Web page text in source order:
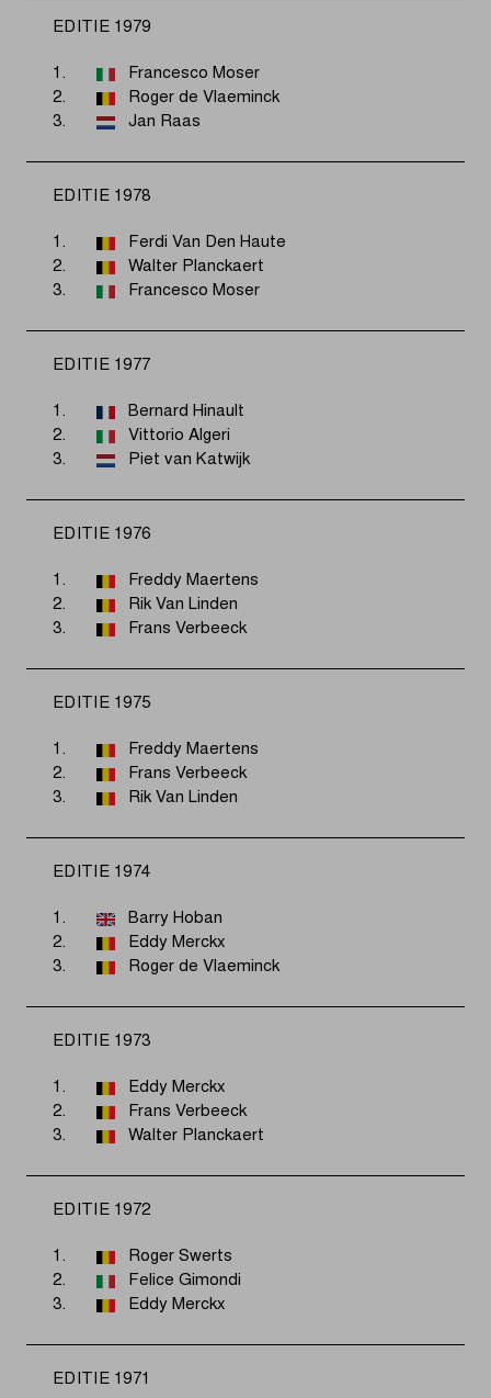
EDITIE 1979
1.
Francesco Moser
2.
Roger de Vlaeminck
3.
Jan Raas
EDITIE 1978
1.
Ferdi Van Den Haute
2.
Walter Planckaert
3.
Francesco Moser
EDITIE 1977
1.
Bernard Hinault
2.
Vittorio Algeri
3.
Piet van Katwijk
EDITIE 1976
1.
Freddy Maertens
2.
Rik Van Linden
3.
Frans Verbeeck
EDITIE 1975
1.
Freddy Maertens
2.
Frans Verbeeck
3.
Rik Van Linden
EDITIE 1974
1.
Barry Hoban
2.
Eddy Merckx
3.
Roger de Vlaeminck
EDITIE 1973
1.
Eddy Merckx
2.
Frans Verbeeck
3.
Walter Planckaert
EDITIE 1972
1.
Roger Swerts
2.
Felice Gimondi
3.
Eddy Merckx
EDITIE 1971